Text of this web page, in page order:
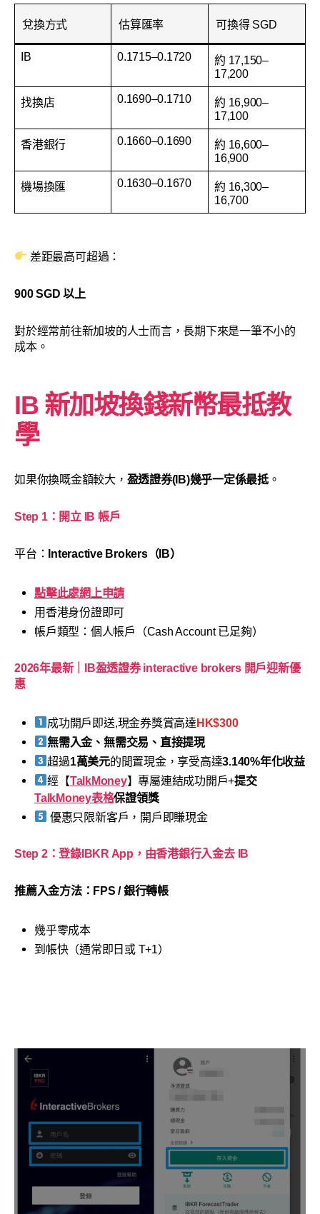
兌換方式 估算匯率 可換得 SGD
IB 0.1715–0.1720
約 17,150–
17,200
找換店 0.1690–0.1710
約 16,900–
17,100
香港銀行 0.1660–0.1690
約 16,600–
16,900
機場換匯 0.1630–0.1670
約 16,300–
16,700
差距最高可超過：
900 SGD 以上
對於經常前往新加坡的人士而言，長期下來是一筆不小的
成本。
IB 新加坡換錢新幣最抵教
學
如果你換嘅金額較大， 盈透證券(IB)幾乎一定係最抵 。
Step 1：開立 IB 帳戶
平台： Interactive Brokers（IB）
點擊此處網上申請
用香港身份證即可
帳戶類型：個人帳戶（Cash Account 已足夠）
2026年最新｜IB盈透證券 interactive brokers 開戶迎新優
惠
成功開戶即送,現金券獎賞高達 HK$300
無需入金、無需交易、直接提現
超過1萬美元的閒置現金，享受高達3.140%年化收益
經【TalkMoney】專屬連結成功開戶+提交
TalkMoney表格保證領獎
優惠只限新客戶，開戶即賺現金
Step 2：登錄IBKR App，由香港銀行入金去 IB
推薦入金方法：FPS / 銀行轉帳
幾乎零成本
到帳快（通常即日或 T+1）